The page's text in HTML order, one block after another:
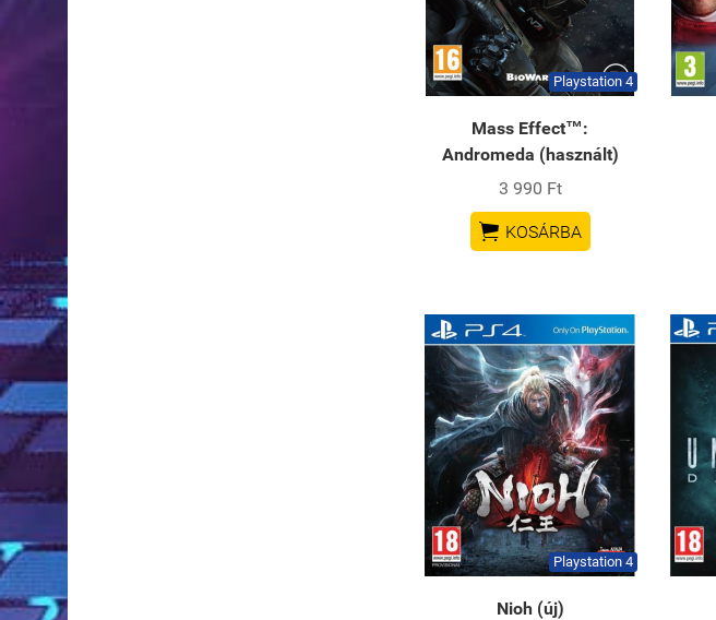
Playstation 4
Mass Effect™:
Andromeda (használt)
3 990 Ft
 KOSÁRBA
Playstation 4
Nioh (új)